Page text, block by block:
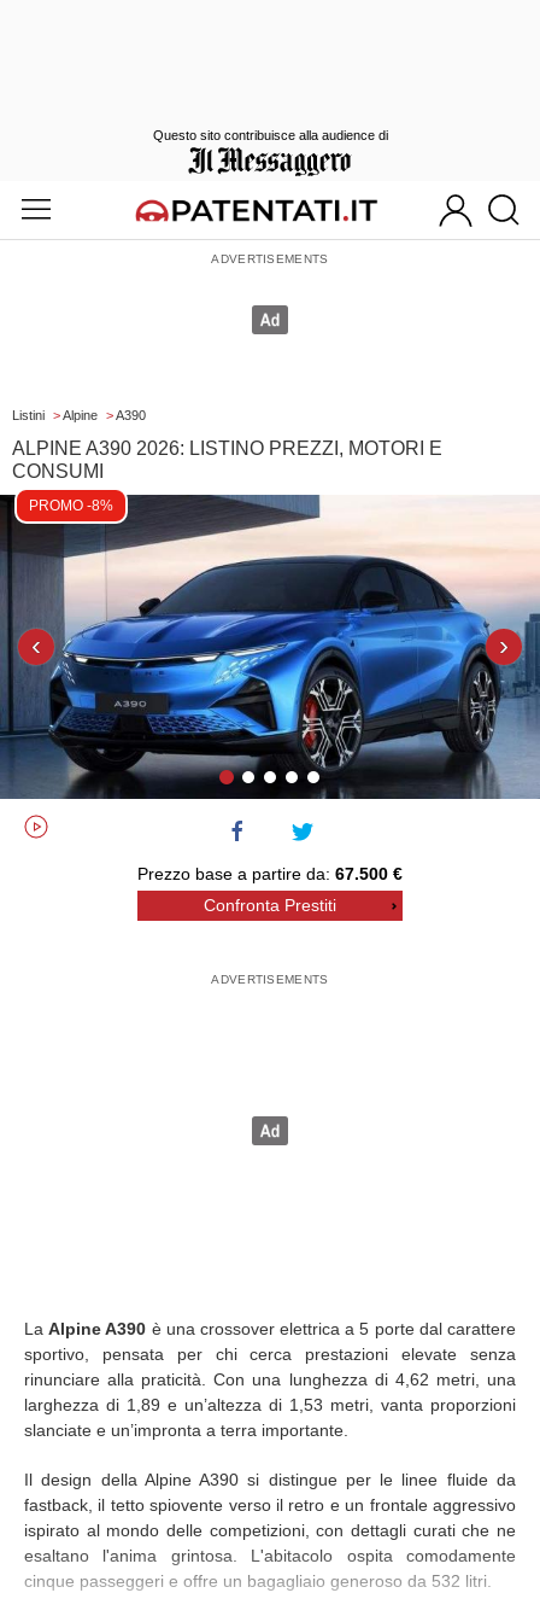
Listini >Alpine >A390
ALPINE A390 2026: LISTINO PREZZI, MOTORI E
CONSUMI
‹ ›
PROMO -8%
Prezzo base a partire da: 67.500 €
Confronta Prestiti
LaAlpine A390 è una crossover elettrica a 5 porte dal carattere
sportivo, pensata per chi cerca prestazioni elevate senza
rinunciare alla praticità. Con una lunghezza di 4,62 metri, una
larghezza di 1,89 e un’altezza di 1,53 metri, vanta proporzioni
slanciate e un’impronta a terra importante.
Il design della Alpine A390 si distingue per le linee fluide da
fastback, il tetto spiovente verso il retro e un frontale aggressivo
ispirato al mondo delle competizioni, con dettagli curati che ne
esaltano l'anima grintosa. L'abitacolo ospita comodamente
cinque passeggeri e offre un bagagliaio generoso da 532 litri.
Questo sito contribuisce alla audience di